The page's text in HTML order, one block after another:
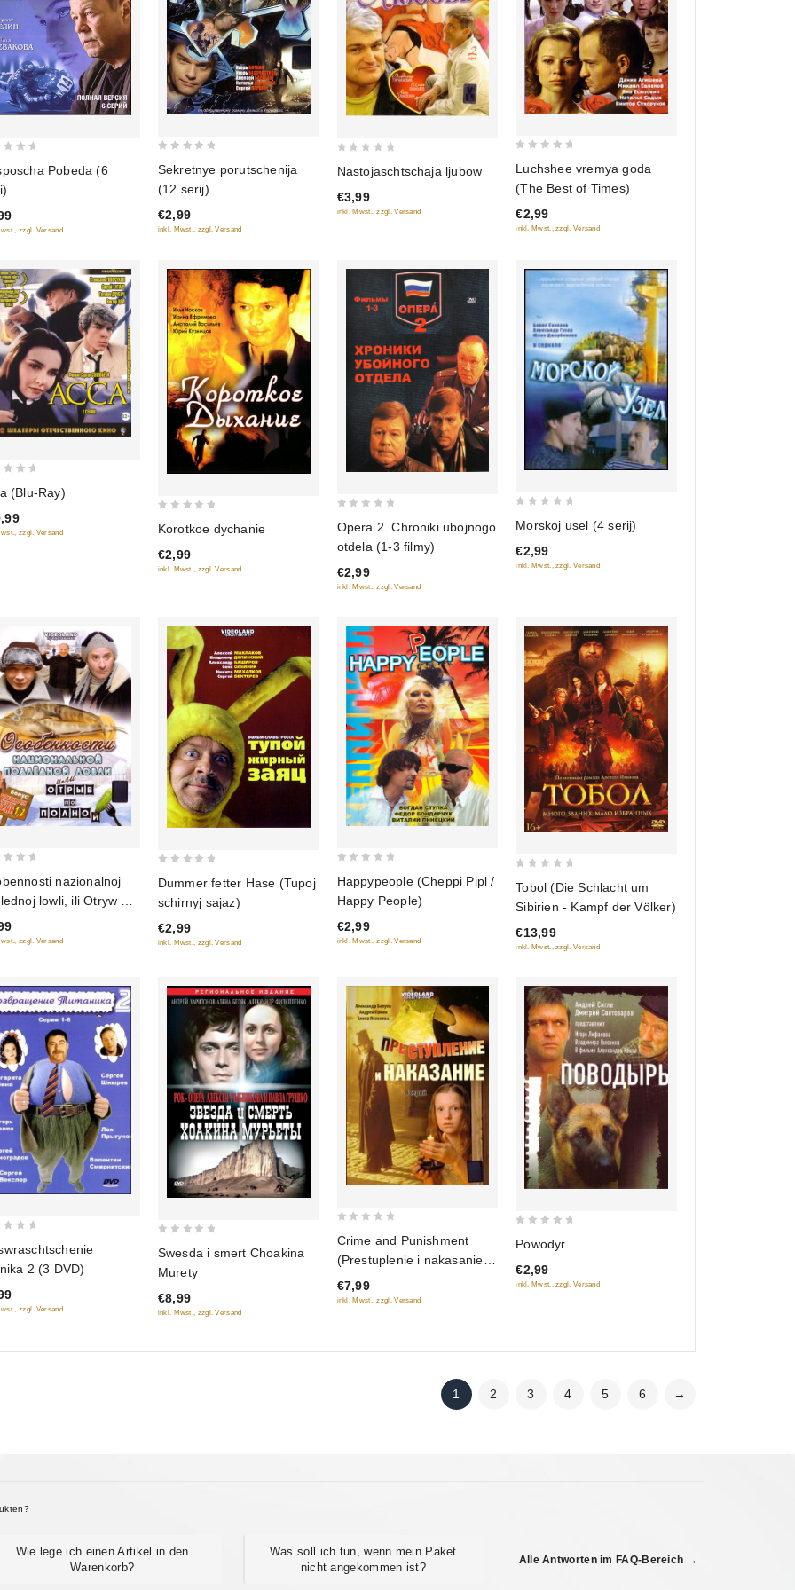
Pobeda (6
zzgl. Versand
of
5
Sekretnye porutschenija
(12 serij)
€2,99
inkl. Mwst., zzgl. Versand
of
5
Nastojaschtschaja ljubow
€3,99
inkl. Mwst., zzgl. Versand
of
5
Luchshee vremya goda
(The Best of Times)
€2,99
inkl. Mwst., zzgl. Versand
(Blu-Ray)
zzgl. Versand
of
5
Korotkoe dychanie
€2,99
inkl. Mwst., zzgl. Versand
out
of
5
Opera 2. Chroniki ubojnogo
otdela (1-3 filmy)
€2,99
inkl. Mwst., zzgl. Versand
of
5
Morskoj usel (4 serij)
€2,99
inkl. Mwst., zzgl. Versand
nazionalnoj
lowli, ili Otryw po
(Bonus: Osobennosti
bani 1, 2)
zzgl. Versand
of
5
Dummer fetter Hase (Tupoj
schirnyj sajaz)
€2,99
inkl. Mwst., zzgl. Versand
out
of
5
Happypeople (Cheppi Pipl /
Happy People)
€2,99
inkl. Mwst., zzgl. Versand
of
5
Tobol (Die Schlacht um
Sibirien - Kampf der Völker)
€13,99
inkl. Mwst., zzgl. Versand
2 (3 DVD)
zzgl. Versand
of
5
Swesda i smert Choakina
Murety
€8,99
inkl. Mwst., zzgl. Versand
of
5
Crime and Punishment
(Prestuplenie i nakasanie)
(serial 2007) (8 serij)
€7,99
inkl. Mwst., zzgl. Versand
of
5
Powodyr
€2,99
inkl. Mwst., zzgl. Versand
1 2 3 4 5 6 →
Wie lege ich einen Artikel in den
Warenkorb?
Was soll ich tun, wenn mein Paket
nicht angekommen ist?
Alle Antworten im FAQ-Bereich →